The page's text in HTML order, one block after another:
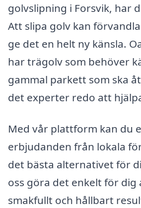
golvslipning i Forsvik, har
Att slipa golv kan
ge det en helt ny känsla.
har trägolv som behöver
gammal parkett som ska
det experter redo att
Med vår plattform kan du
erbjudanden från lokala
det bästa alternativet för
oss göra det enkelt för dig
smakfullt och hållbart